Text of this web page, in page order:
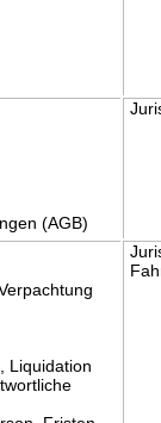
(AGB)
Liquidation